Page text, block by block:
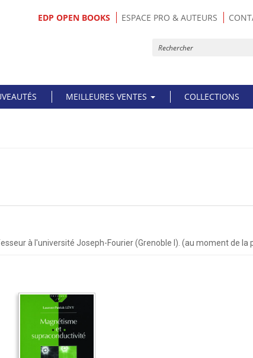
EDP OPEN BOOKS ESPACE PRO & AUTEURS
MEILLEURES VENTES COLLECTIONS
à l'université Joseph-Fourier (Grenoble I). (au moment de la